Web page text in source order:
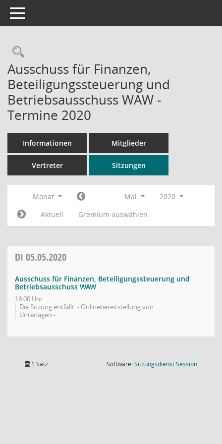
Toggle navigation
Rechercheauswahl
Ausschuss für Finanzen,
Beteiligungssteuerung und
Betriebsausschuss WAW -
Termine 2020
Informationen Mitglieder
Vertreter Sitzungen
Monat Mai
2020
Aktuell
Gremium auswählen
DI 05.05.2020
Ausschuss für Finanzen, Beteiligungssteuerung und
Betriebsausschuss WAW
16:00 Uhr
Die Sitzung entfällt. - Onlinebereitstellung von
Unterlagen -
1 Satz Software:SitzungsdienstSession(Wird in